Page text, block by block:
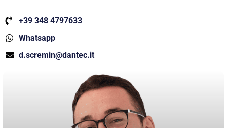
+39 348 4797633
Whatsapp
d.scremin@dantec.it